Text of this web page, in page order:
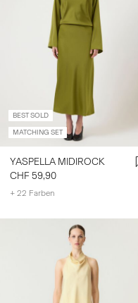
BEST SOLD
MATCHING SET
YASPELLA MIDIROCK
CHF 59,90
+ 22 Farben